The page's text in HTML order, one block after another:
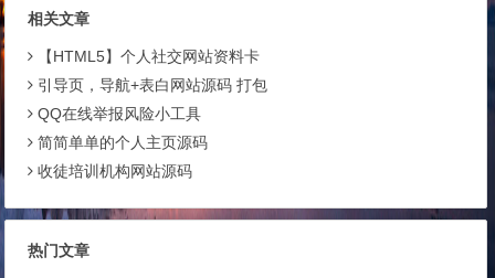
相关文章
【HTML5】个人社交网站资料卡
引导页，导航+表白网站源码 打包
QQ在线举报风险小工具
简简单单的个人主页源码
收徒培训机构网站源码
热门文章